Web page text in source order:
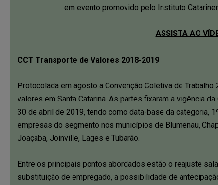
em evento promovido pelo Instituto
ASSISTA AO
CCT Transporte de Valores 2018-2019
Protocolada em agosto a Convenção Coletiva de
valores em Santa Catarina. As partes fixaram a vigência
30 de abril de 2019, tendo como data-base da categoria,
empresas do segmento nos municípios de Blumenau,
Joaçaba, Joinville, Lages e Tubarão.
Entre os principais pontos abordados estão o reajuste
substituição de empregado, a possibilidade de